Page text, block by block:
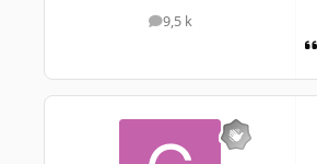
9,5 k
messages